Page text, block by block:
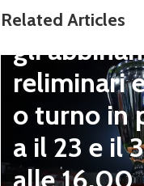
Related Articles
Coppa
gli
reliminari
o turno in
a il 23 e il